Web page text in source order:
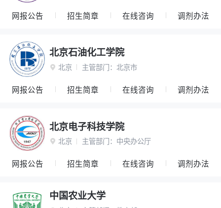
网报公告 招生简章 在线咨询 调剂办法
北京石油化工学院
 北京 主管部门： 北京市
网报公告 招生简章 在线咨询 调剂办法
北京电子科技学院
 北京 主管部门： 中央办公厅
网报公告 招生简章 在线咨询 调剂办法
中国农业大学